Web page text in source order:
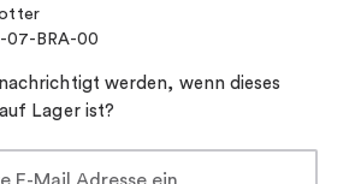
07-BRA-00
werden, wenn dieses
Lager ist?